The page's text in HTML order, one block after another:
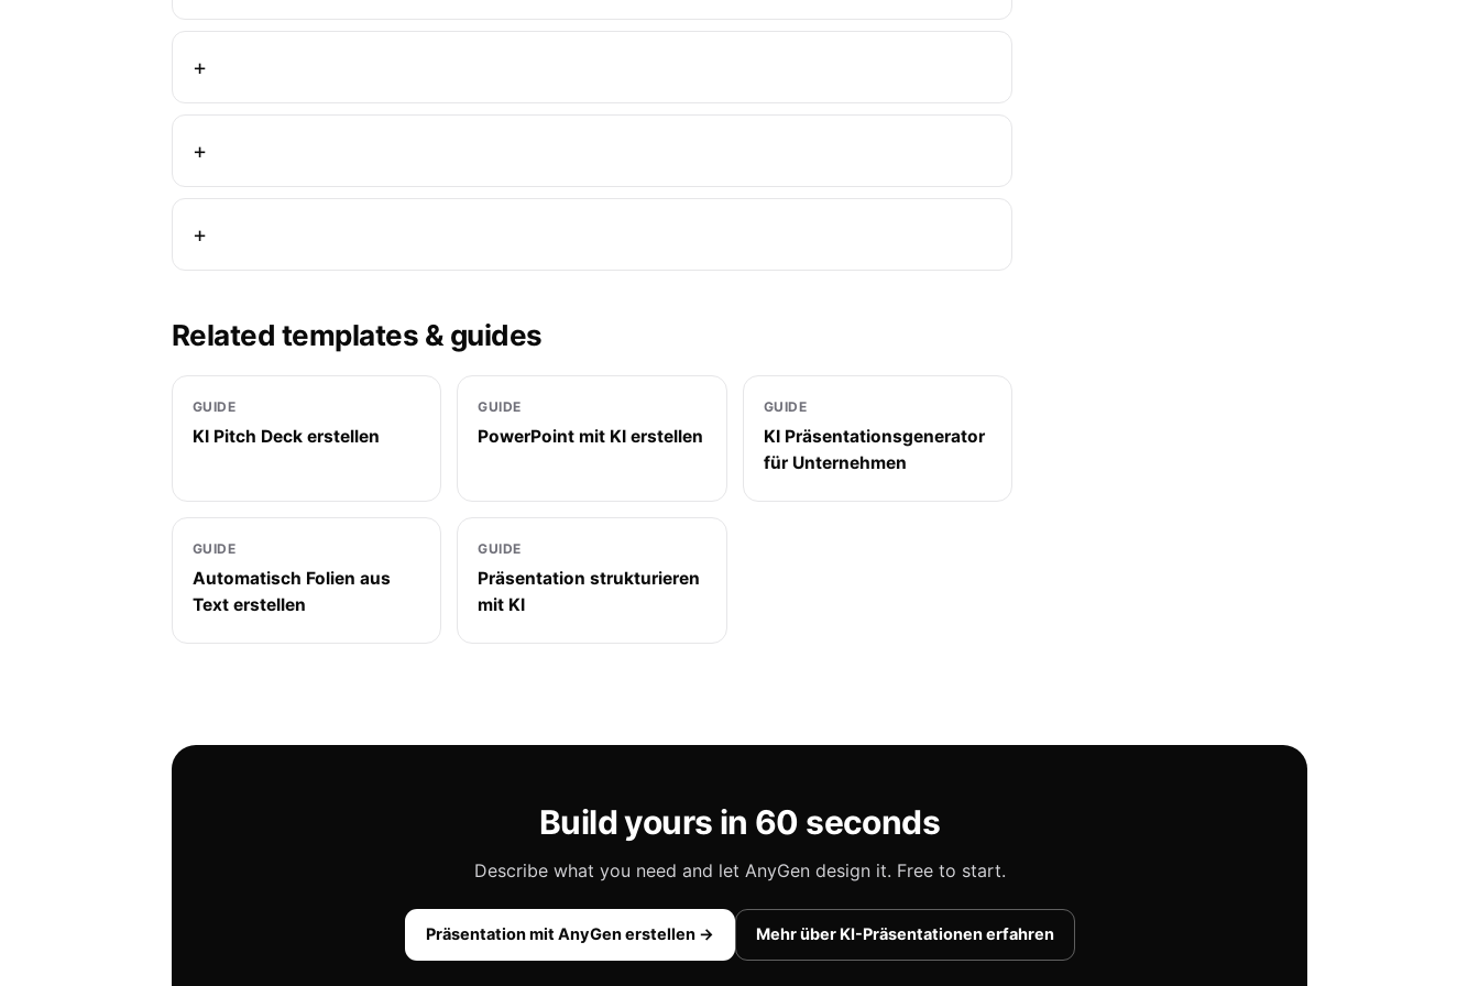
Related templates & guides
GUIDE
KI Pitch Deck erstellen
GUIDE
PowerPoint mit KI erstellen
GUIDE
KI Präsentationsgenerator
für Unternehmen
GUIDE
Automatisch Folien aus
Text erstellen
GUIDE
Präsentation strukturieren
mit KI
Build yours in 60 seconds
Describe what you need and let AnyGen design it. Free to start.
Präsentation mit AnyGen erstellen → Mehr über KI-Präsentationen erfahren